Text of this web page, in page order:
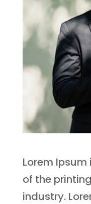
Lorem
of the
industry.